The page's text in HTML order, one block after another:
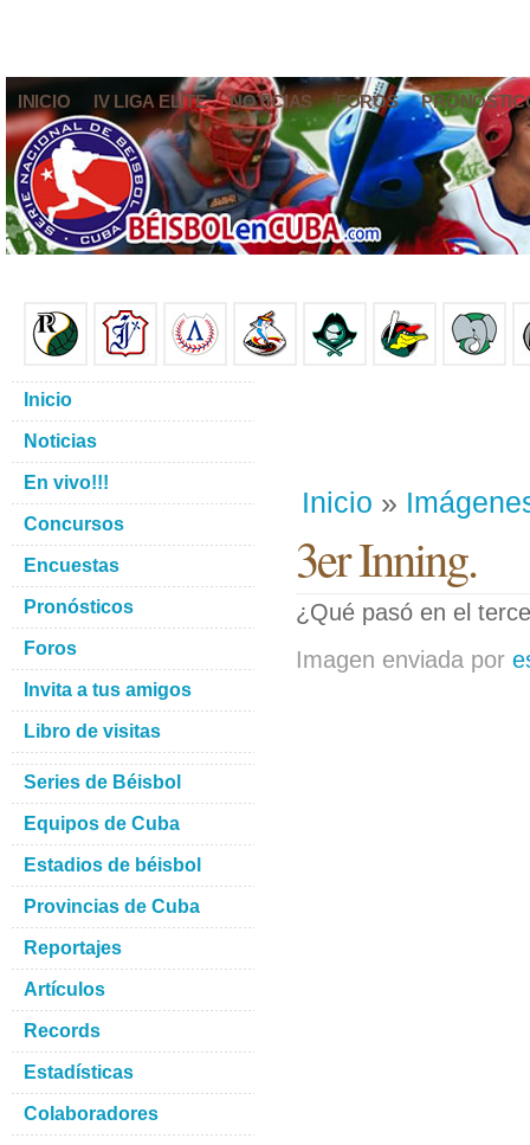
INICIO IV LIGA ELITE NOTICIAS FOROS
Inicio »
3er Inning.
¿Qué pasó en el
Imagen enviada por
Inicio
Noticias
En vivo!!!
Concursos
Encuestas
Pronósticos
Foros
Invita a tus amigos
Libro de visitas
Series de Béisbol
Equipos de Cuba
Estadios de béisbol
Provincias de Cuba
Reportajes
Artículos
Records
Estadísticas
Colaboradores